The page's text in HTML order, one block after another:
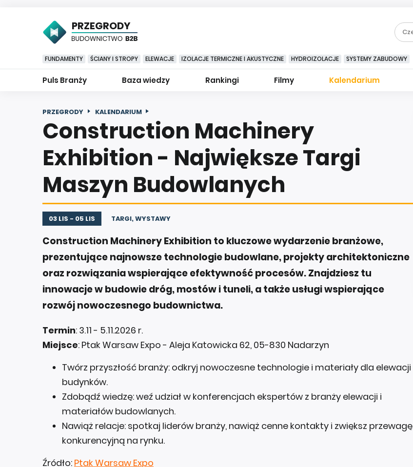
PRZEGRODY
FUNDAMENTY ŚCIANY I STROPY ELEWACJE IZOLACJE TERMICZNE I AKUSTYCZNE HYDROIZOLACJE SYSTEMY ZABUDOWY
Puls Branży Baza wiedzy Rankingi Filmy Kalendarium
PRZEGRODY KALENDARIUM
Construction Machinery
Exhibition - Największe Targi
Maszyn Budowlanych
03 LIS - 05 LIS TARGI, WYSTAWY
Construction Machinery Exhibition to kluczowe wydarzenie branżowe,
prezentujące najnowsze technologie budowlane, projekty architektoniczne
oraz rozwiązania wspierające efektywność procesów. Znajdziesz tu
innowacje w budowie dróg, mostów i tuneli, a także usługi wspierające
rozwój nowoczesnego budownictwa.
Termin: 3.11 - 5.11.2026 r.
Miejsce: Ptak Warsaw Expo - Aleja Katowicka 62, 05-830 Nadarzyn
Twórz przyszłość branży: odkryj nowoczesne technologie i materiały dla elewacji
budynków.
Zdobądź wiedzę: weź udział w konferencjach ekspertów z branży elewacji i
materiałów budowlanych.
Nawiąż relacje: spotkaj liderów branży, nawiąż cenne kontakty i zwiększ przewagę
konkurencyjną na rynku.
Źródło: Ptak Warsaw Expo